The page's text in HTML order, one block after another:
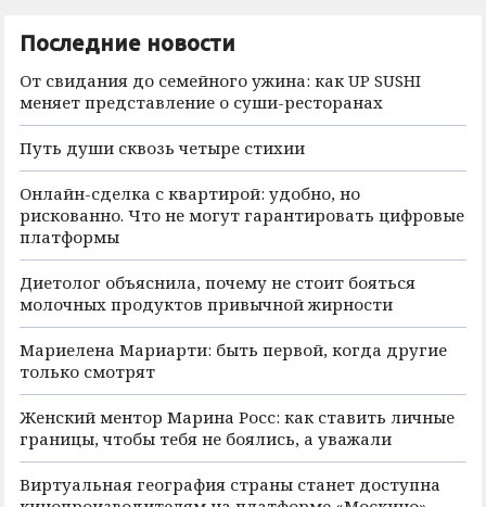
Последние новости
От свидания до семейного ужина: как UP SUSHI
меняет представление о суши-ресторанах
Путь души сквозь четыре стихии
Онлайн-сделка с квартирой: удобно, но
рискованно. Что не могут гарантировать цифровые
платформы
Диетолог объяснила, почему не стоит бояться
молочных продуктов привычной жирности
Мариелена Мариарти: быть первой, когда другие
только смотрят
Женский ментор Марина Росс: как ставить личные
границы, чтобы тебя не боялись, а уважали
Виртуальная география страны станет доступна